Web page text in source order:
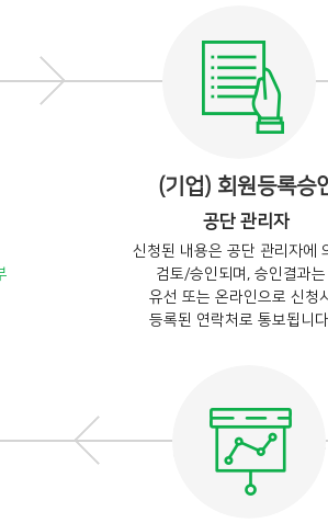
(기업) 회원등록승
공단 관리자
신청된 내용은 공단 관리자에
검토/승인되며, 승인결과는
유선 또는 온라인으로 신청시
등록된 연락처로 통보됩니다.